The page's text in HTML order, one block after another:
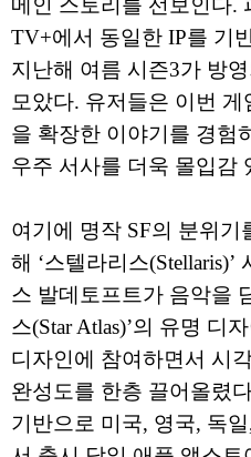
메인 스토리를 선보인다.
TV+에서 동일한 IP를 기
지난해 여름 시즌3가 방
모았다. 유저들은 이번
을 확장한 이야기를 경험
우주 서사를 더욱 몰입감
여기에 명작 SF의 분위기
해 ‘스텔라리스
스 발데토프트가 음악을
스(Star Atlas)’의 유명 디
디자인에 참여하면서 시
완성도를 한층 끌어올렸
기반으로 미국, 영국, 독